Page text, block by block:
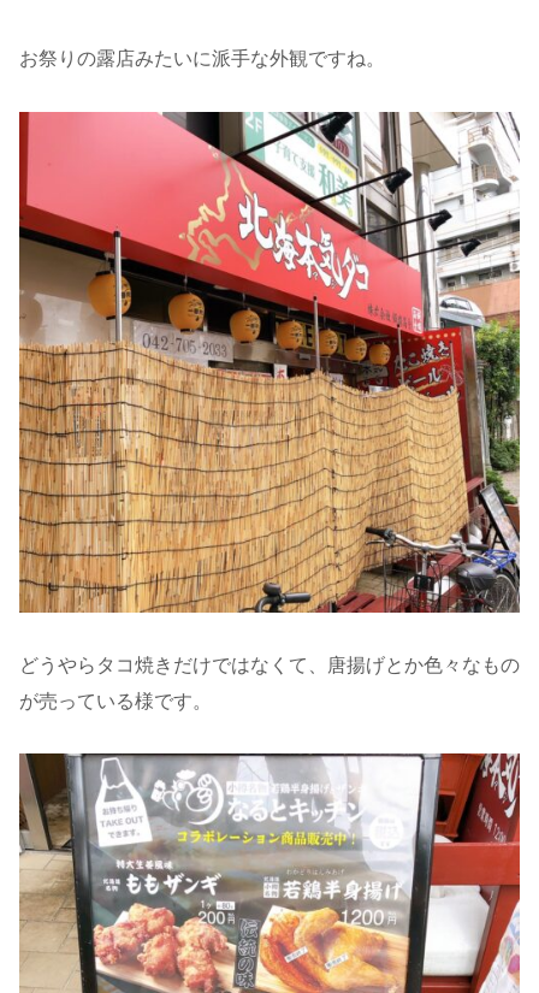
お祭りの露店みたいに派手な外観ですね。
どうやらタコ焼きだけではなくて、唐揚げとか色々なもの
が売っている様です。